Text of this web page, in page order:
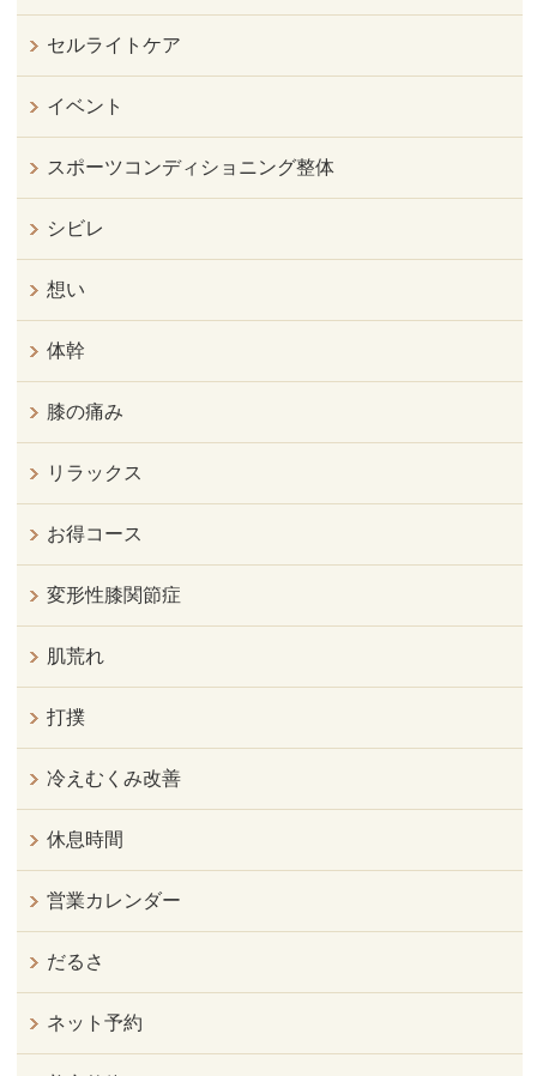
セルライトケア
イベント
スポーツコンディショニング整体
シビレ
想い
体幹
膝の痛み
リラックス
お得コース
変形性膝関節症
肌荒れ
打撲
冷えむくみ改善
休息時間
営業カレンダー
だるさ
ネット予約